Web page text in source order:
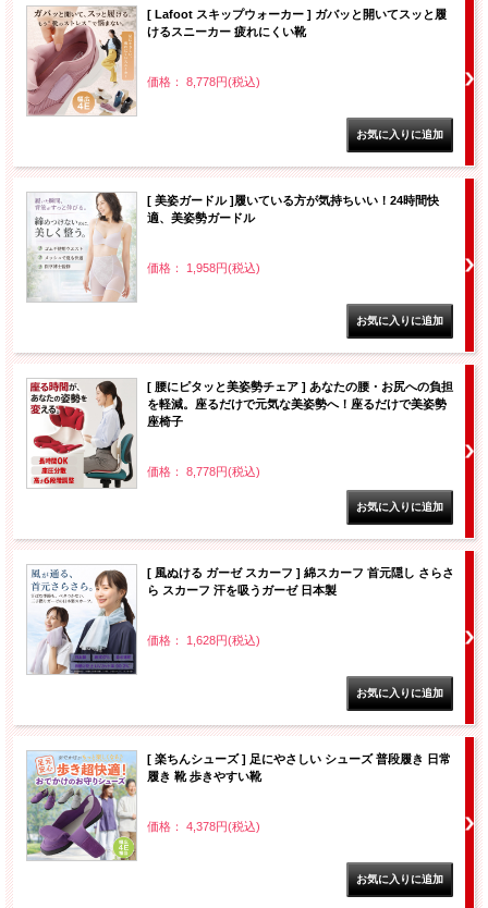
[ Lafoot スキップウォーカー ] ガバッと開いてスッと履
けるスニーカー 疲れにくい靴
価格： 8,778円(税込)
[ 美姿ガードル ]履いている方が気持ちいい！24時間快
適、美姿勢ガードル
価格： 1,958円(税込)
[ 腰にピタッと美姿勢チェア ] あなたの腰・お尻への負担
を軽減。座るだけで元気な美姿勢へ！座るだけで美姿勢
座椅子
価格： 8,778円(税込)
[ 風ぬける ガーゼ スカーフ ] 綿スカーフ 首元隠し さらさ
ら スカーフ 汗を吸うガーゼ 日本製
価格： 1,628円(税込)
[ 楽ちんシューズ ] 足にやさしい シューズ 普段履き 日常
履き 靴 歩きやすい靴
価格： 4,378円(税込)